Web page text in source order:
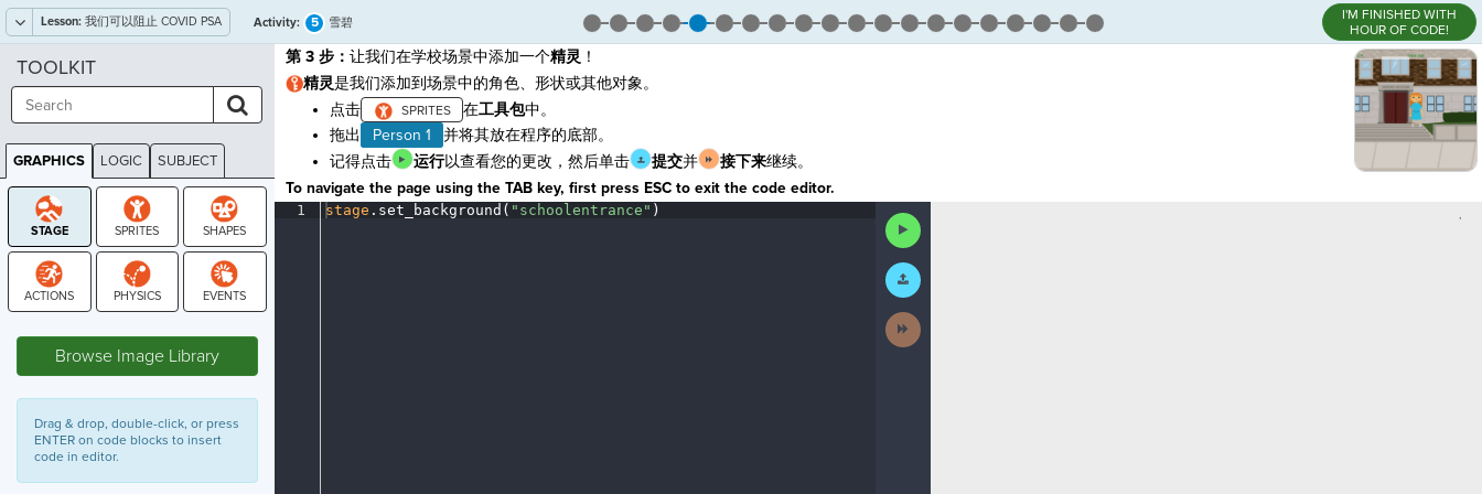
Lesson: 我们可以阻止 COVID PSA Activity: 5 雪碧
I'M FINISHED WITH
HOUR OF CODE!
第 3 步： 让我们在学校场景中添加一个精灵 ！
精灵是我们添加到场景中的角色、形状或其他对象。
点击
在工具包中。
拖出
Person 1
并将其放在程序的底部。
记得点击
运行以查看您的更改，然后单击 提交并 接下来继续。
To navigate the page using the TAB key, first press ESC to exit the code editor.
1 stage . set_background( "schoolentrance" )
Run
Code
Submit
Work
Next
Activity
,
TOOLKIT
GRAPHICS LOGIC SUBJECT
GRAPHICS
Browse Image Library
Drag & drop, double-click, or press
ENTER on code blocks to insert
code in editor.